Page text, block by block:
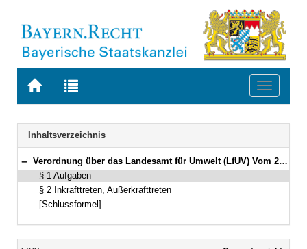
Zur
BAYERN.RECHT
Zur
letzten
Suche
Toggle
Navigation
Inhaltsverzeichnis
Bereich reduzieren
Verordnung über das Landesamt für Umwelt (LfUV) Vom 23. Dezember 2021 (GVBl. 2022 S. 4) BayRS 200-29-1-U (§§ 1–2)
§ 1 Aufgaben
§ 2 Inkrafttreten, Außerkrafttreten
[Schlussformel]
Inhalt